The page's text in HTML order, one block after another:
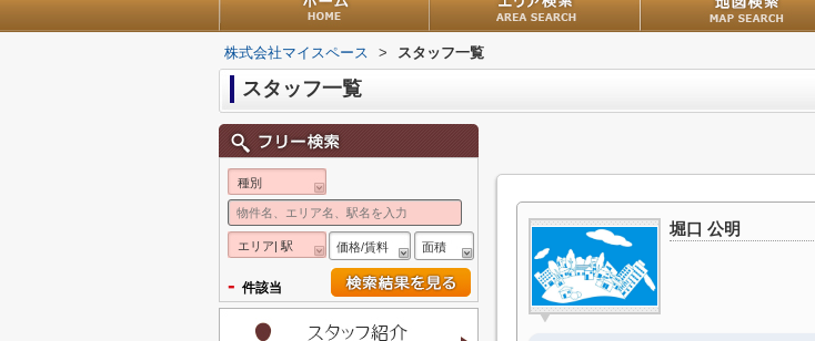
株式会社マイスペース > スタッフ一覧
スタッフ一覧
堀口 公明
種別
エリア| 駅 価格/賃料 面積
- 件該当